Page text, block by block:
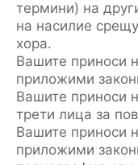
термини) на
на насилие
хора.
Вашите приноси
приложими
Вашите приноси
трети лица за
Вашите приноси
приложими